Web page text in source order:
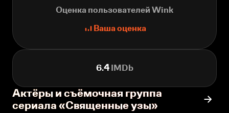
Оценка пользователей Wink
Ваша оценка
6.4IMDb
Актёры и съёмочная группа
сериала «Священные узы»